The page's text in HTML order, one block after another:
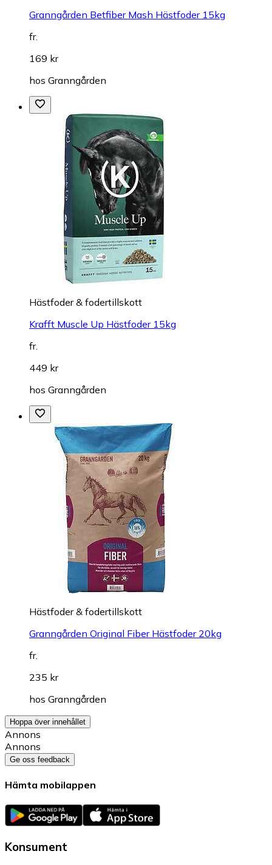
Granngården Betfiber Mash Hästfoder 15kg
fr.
169 kr
hos Granngården
Hästfoder & fodertillskott
Krafft Muscle Up Hästfoder 15kg
fr.
449 kr
hos Granngården
Hästfoder & fodertillskott
Granngården Original Fiber Hästfoder 20kg
fr.
235 kr
hos Granngården
Hoppa över innehållet
Annons
Annons
Ge oss feedback
Hämta mobilappen
Konsument